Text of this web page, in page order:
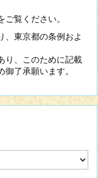
ご覧ください。
、東京都の条例およ
り、このために記載
了承願います。